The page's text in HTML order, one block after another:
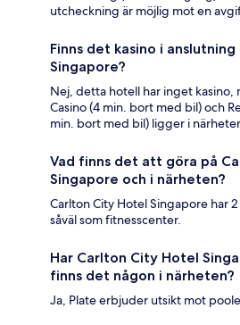
utcheckning är möjlig mot en
Finns det kasino i
Singapore?
Nej, detta hotell har inget kasino,
Casino (4 min. bort med bil) och
min. bort med bil) ligger i
Vad finns det att göra på
Singapore och i närheten?
Carlton City Hotel Singapore har
såväl som fitnesscenter.
Har Carlton City Hotel
finns det någon i närheten?
Ja, Plate erbjuder utsikt mot